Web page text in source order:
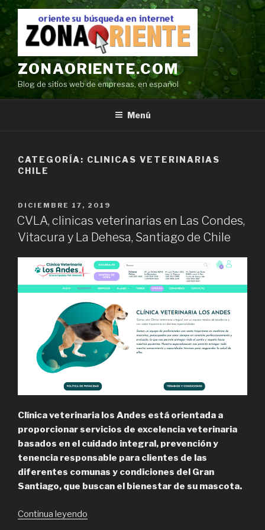
Ir
contenido
ZONAORIENTE.COM
Blog de sitios web de empresas, en español
Menú
CATEGORÍA: CLINICAS VETERINARIAS
CHILE
POSTED
ON
DICIEMBRE 17, 2019
CVLA, clinicas veterinarias en Las Condes,
Vitacura y La Dehesa, Santiago de Chile
Clínica veterinaria los Andes está orientada a
proporcionar servicios de excelencia veterinaria
basados en el cuidado integral, prevención y
tenencia responsable para clientes de las
diferentes comunas y condiciones del Gran
Santiago, que buscan el bienestar de su mascota.
Continua leyendo